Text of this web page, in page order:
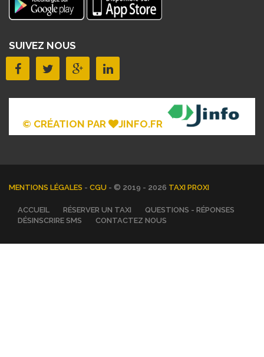
SUIVEZ NOUS
© CRÉATION PAR JINFO.FR
MENTIONS LÉGALES - CGU - © 2019 - 2026 TAXI PROXI
ACCUEIL RÉSERVER UN TAXI
QUESTIONS - RÉPONSES
DÉSINSCRIRE SMS
CONTACTEZ NOUS